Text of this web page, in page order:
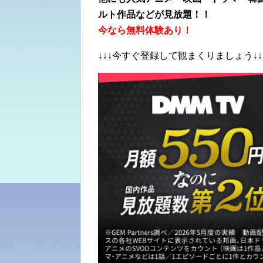
ルト作品などが見放題！！
今なら無料体験あり！
↓↓↓今すぐ登録して観まくりましょう